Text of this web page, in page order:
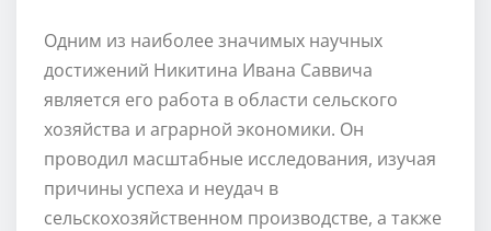
Одним из наиболее значимых научных
достижений Никитина Ивана Саввича
является его работа в области сельского
хозяйства и аграрной экономики. Он
проводил масштабные исследования, изучая
причины успеха и неудач в
сельскохозяйственном производстве, а также